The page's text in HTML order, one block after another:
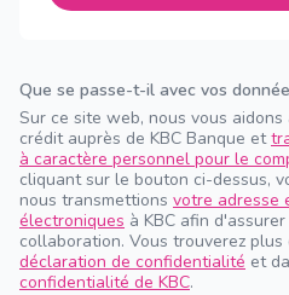
Que se passe-t-il avec vos
Sur ce site web, nous vous
crédit auprès de KBC Banque et
à caractère personnel pour le
cliquant sur le bouton ci-dessus,
nous transmettions votre adresse
électroniques à KBC afin
collaboration. Vous trouverez
déclaration de confidentialité et
confidentialité de KBC.